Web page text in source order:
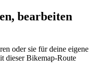
bearbeiten
oder sie für deine eigene
dieser Bikemap-Route